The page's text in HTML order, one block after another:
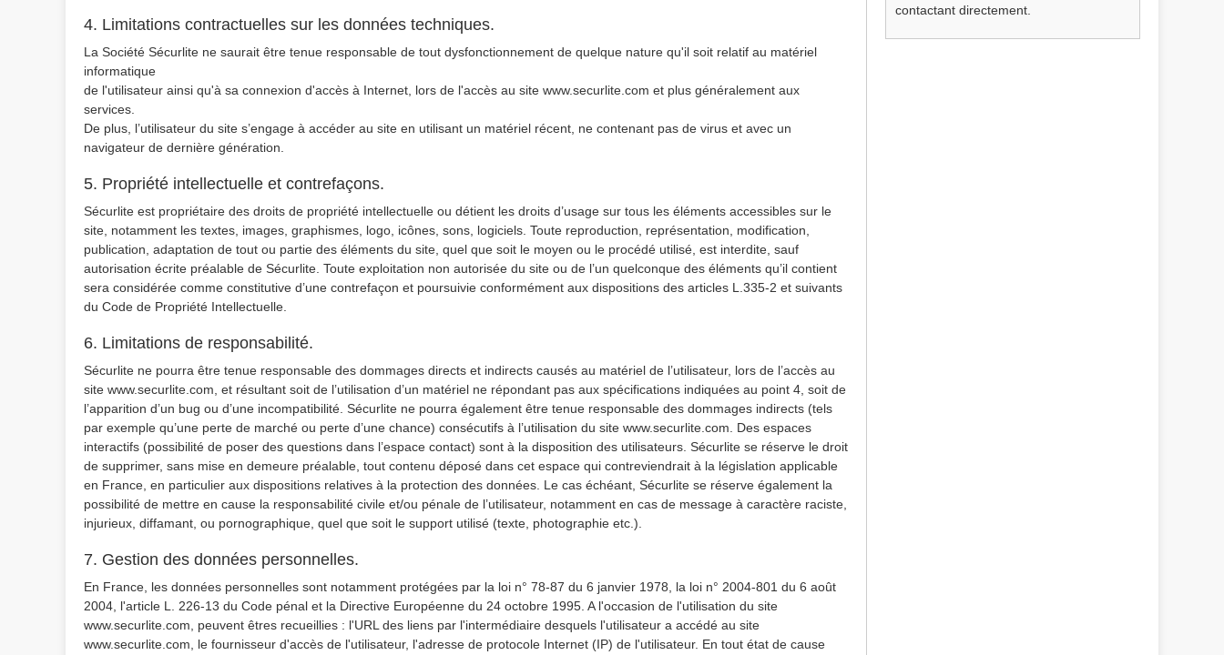
4. Limitations contractuelles sur les données techniques.
La Société Sécurlite ne saurait être tenue responsable de tout dysfonctionnement de quelque nature qu'il soit relatif au matériel
informatique
de l'utilisateur ainsi qu'à sa connexion d'accès à Internet, lors de l'accès au site www.securlite.com et plus généralement aux
services.
De plus, l’utilisateur du site s’engage à accéder au site en utilisant un matériel récent, ne contenant pas de virus et avec un
navigateur de dernière génération.
5. Propriété intellectuelle et contrefaçons.
Sécurlite est propriétaire des droits de propriété intellectuelle ou détient les droits d’usage sur tous les éléments accessibles sur le
site, notamment les textes, images, graphismes, logo, icônes, sons, logiciels. Toute reproduction, représentation, modification,
publication, adaptation de tout ou partie des éléments du site, quel que soit le moyen ou le procédé utilisé, est interdite, sauf
autorisation écrite préalable de Sécurlite. Toute exploitation non autorisée du site ou de l’un quelconque des éléments qu’il contient
sera considérée comme constitutive d’une contrefaçon et poursuivie conformément aux dispositions des articles L.335-2 et suivants
du Code de Propriété Intellectuelle.
6. Limitations de responsabilité.
Sécurlite ne pourra être tenue responsable des dommages directs et indirects causés au matériel de l’utilisateur, lors de l’accès au
site www.securlite.com, et résultant soit de l’utilisation d’un matériel ne répondant pas aux spécifications indiquées au point 4, soit de
l’apparition d’un bug ou d’une incompatibilité. Sécurlite ne pourra également être tenue responsable des dommages indirects (tels
par exemple qu’une perte de marché ou perte d’une chance) consécutifs à l’utilisation du site www.securlite.com. Des espaces
interactifs (possibilité de poser des questions dans l’espace contact) sont à la disposition des utilisateurs. Sécurlite se réserve le droit
de supprimer, sans mise en demeure préalable, tout contenu déposé dans cet espace qui contreviendrait à la législation applicable
en France, en particulier aux dispositions relatives à la protection des données. Le cas échéant, Sécurlite se réserve également la
possibilité de mettre en cause la responsabilité civile et/ou pénale de l’utilisateur, notamment en cas de message à caractère raciste,
injurieux, diffamant, ou pornographique, quel que soit le support utilisé (texte, photographie etc.).
7. Gestion des données personnelles.
En France, les données personnelles sont notamment protégées par la loi n° 78-87 du 6 janvier 1978, la loi n° 2004-801 du 6 août
2004, l'article L. 226-13 du Code pénal et la Directive Européenne du 24 octobre 1995. A l'occasion de l'utilisation du site
www.securlite.com, peuvent êtres recueillies : l'URL des liens par l'intermédiaire desquels l'utilisateur a accédé au site
www.securlite.com, le fournisseur d'accès de l'utilisateur, l'adresse de protocole Internet (IP) de l'utilisateur. En tout état de cause
contactant directement.